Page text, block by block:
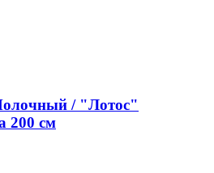
/ "Лотос"
200 см